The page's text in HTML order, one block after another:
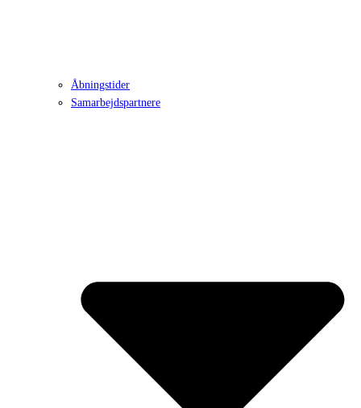
Åbningstider
Samarbejdspartnere